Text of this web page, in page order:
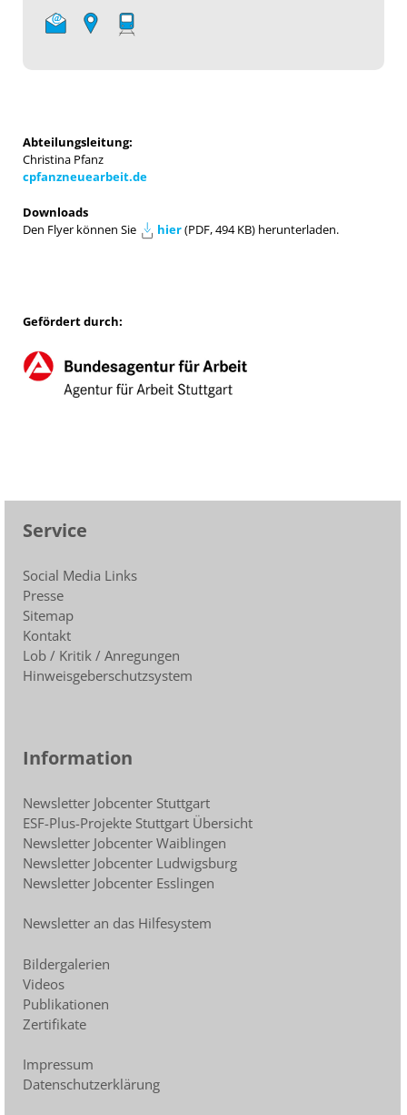
Abteilungsleitung:
Christina Pfanz
cpfanzneuearbeit.de
Downloads
Den Flyer können Sie
hier(PDF, 494 KB) herunterladen.
Gefördert durch:
Service
Social Media Links
Presse
Sitemap
Kontakt
Lob / Kritik / Anregungen
Hinweisgeberschutzsystem
Information
Newsletter Jobcenter Stuttgart
ESF-Plus-Projekte Stuttgart Übersicht
Newsletter Jobcenter Waiblingen
Newsletter Jobcenter Ludwigsburg
Newsletter Jobcenter Esslingen
Newsletter an das Hilfesystem
Bildergalerien
Videos
Publikationen
Zertifikate
Impressum
Datenschutzerklärung